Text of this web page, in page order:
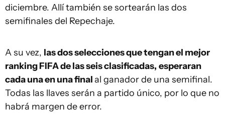
diciembre. Allí también se sortearán las dos
semifinales del Repechaje.
A su vez, las dos selecciones que tengan el mejor
ranking FIFA de las seis clasificadas, esperaran
cada una en una finalal ganador de una semifinal.
Todas las llaves serán a partido único, por lo que no
habrá margen de error.